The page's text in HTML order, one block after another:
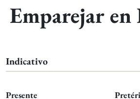
Emparejar en
Indicativo
Presente